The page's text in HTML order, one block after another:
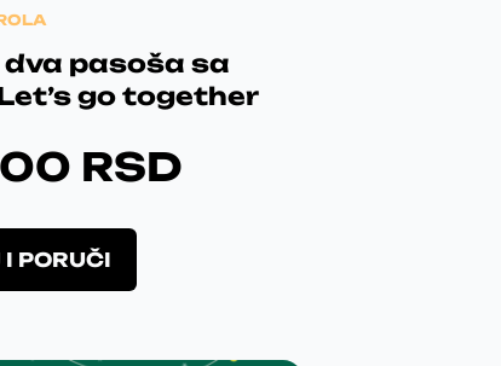
ulepša dan!
kvalitetom, dizajnom i
preporuka!
ovaj tmuran dan.
pasoša sa
go together
RSD
PORUČI
O